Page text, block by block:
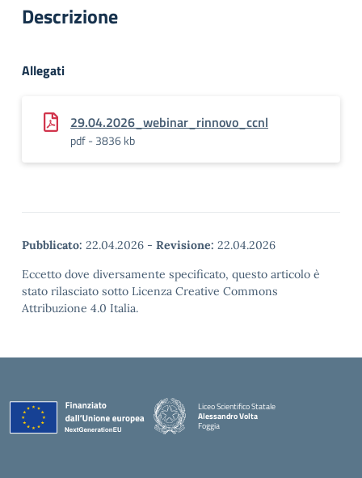
Descrizione
Allegati
29.04.2026_webinar_rinnovo_ccnl
pdf - 3836 kb
Pubblicato: 22.04.2026 - Revisione: 22.04.2026
Eccetto dove diversamente specificato, questo articolo è
stato rilasciato sotto Licenza Creative Commons
Attribuzione 4.0 Italia.
Liceo Scientifico Statale
Alessandro Volta
Foggia
— Visita la pagina iniziale della scuola